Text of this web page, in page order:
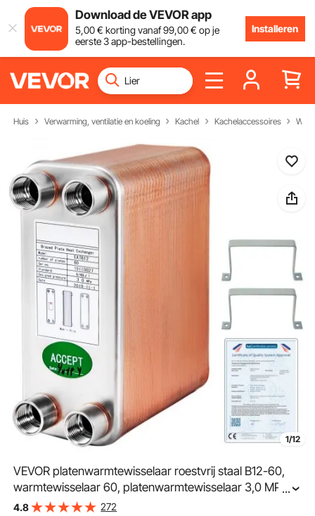
Download de VEVOR app
5,00€ korting vanaf99,00€ op je
eerste 3 app-bestellingen.
Installeren
Huis Verwarming, ventilatie en koeling Kachel Kachelaccessoires
1/12
VEVOR platenwarmtewisselaar roestvrij staal B12-60,
warmtewisselaar 60, platenwarmtewisselaar 3,0 MPa,
warmtewisselaar verwarming
...
4.8 272